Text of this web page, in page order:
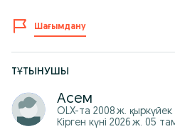
Шағымдану
ТҰТЫНУШЫ
Асем
OLX-та 2008 ж. қыркүйек
Кірген күні 2026 ж. 05